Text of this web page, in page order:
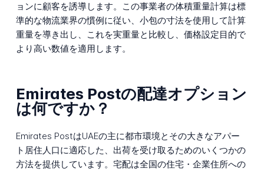
ョンに顧客を誘導します。この事業者の体積重量計算は標
準的な物流業界の慣例に従い、小包の寸法を使用して計算
重量を導き出し、これを実重量と比較し、価格設定目的で
より高い数値を適用します。
Emirates Postの配達オプション
は何ですか？
Emirates PostはUAEの主に都市環境とその大きなアパー
ト居住人口に適応した、出荷を受け取るためのいくつかの
方法を提供しています。宅配は全国の住宅・企業住所への